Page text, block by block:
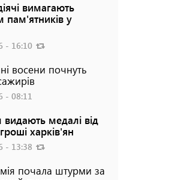
вимагають
пам'ятників у
- 16:10
восени почнуть
- 08:11
медалі від
харків'ян
- 13:38
почала штурми за